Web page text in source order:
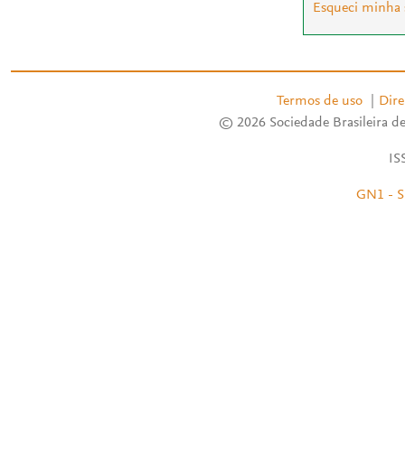
Esqueci minha
Termos de uso
© 2026 Sociedade Brasileira
GN1 -